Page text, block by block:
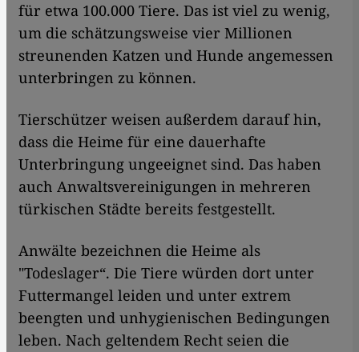
für etwa 100.000 Tiere. Das ist viel zu wenig,
um die schätzungsweise vier Millionen
streunenden Katzen und Hunde angemessen
unterbringen zu können.
Tierschützer weisen außerdem darauf hin,
dass die Heime für eine dauerhafte
Unterbringung ungeeignet sind. Das haben
auch Anwaltsvereinigungen in mehreren
türkischen Städte bereits festgestellt.
Anwälte bezeichnen die Heime als
"Todeslager“. Die Tiere würden dort unter
Futtermangel leiden und unter extrem
beengten und unhygienischen Bedingungen
leben. Nach geltendem Recht seien die